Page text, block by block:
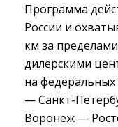
Программа
России и
км за
дилерскими
на федеральных
— Санкт-
Воронеж —